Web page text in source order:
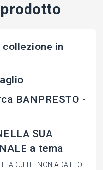
in
BANPRESTO -
SUA
a tema
ADULTI - NON ADATTO